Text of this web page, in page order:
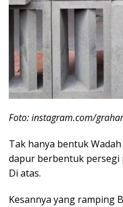
Foto: instagram.com/
Tak hanya bentuk
dapur berbentuk persegi
Di atas.
Kesannya yang ramping